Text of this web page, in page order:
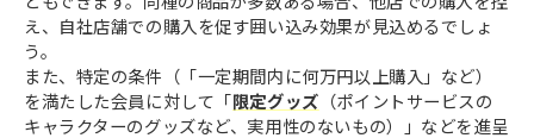
え、自社店舗での購入を促す囲い込み効果が見込めるでしょ
う。
また、特定の条件（「一定期間内に何万円以上購入」など）
を満たした会員に対して「限定グッズ （ポイントサービスの
キャラクターのグッズなど、実用性のないもの）」などを進呈